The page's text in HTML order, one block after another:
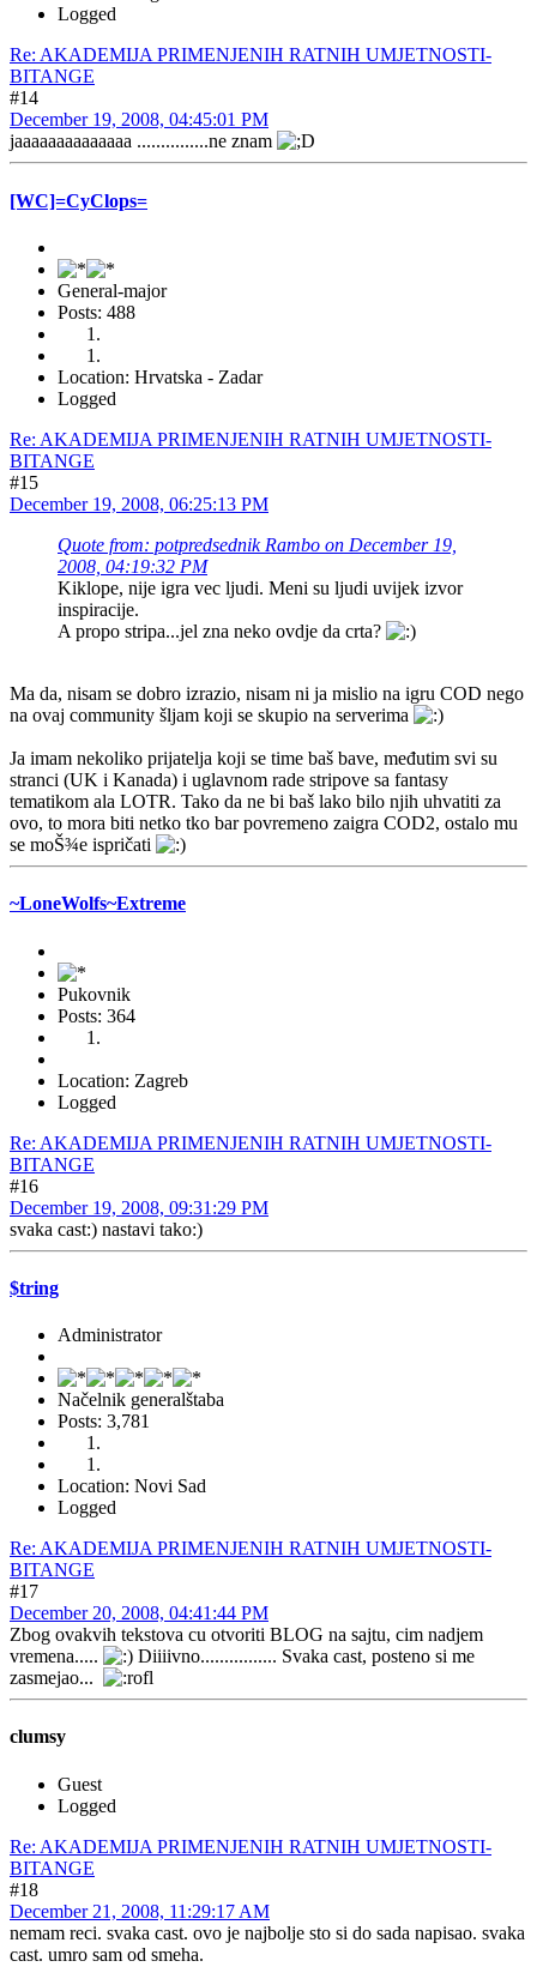
Logged
Re: AKADEMIJA PRIMENJENIH RATNIH UMJETNOSTI-
BITANGE
#14
December 19, 2008, 04:45:01 PM
jaaaaaaaaaaaaaa ...............ne znam
[WC]=CyClops=
General-major
Posts: 488
Location: Hrvatska - Zadar
Logged
Re: AKADEMIJA PRIMENJENIH RATNIH UMJETNOSTI-
BITANGE
#15
December 19, 2008, 06:25:13 PM
Quote from: potpredsednik Rambo on December 19,
2008, 04:19:32 PM
Kiklope, nije igra vec ljudi. Meni su ljudi uvijek izvor
inspiracije.
A propo stripa...jel zna neko ovdje da crta?
Ma da, nisam se dobro izrazio, nisam ni ja mislio na igru COD nego
na ovaj community šljam koji se skupio na serverima
Ja imam nekoliko prijatelja koji se time baš bave, međutim svi su
stranci (UK i Kanada) i uglavnom rade stripove sa fantasy
tematikom ala LOTR. Tako da ne bi baš lako bilo njih uhvatiti za
ovo, to mora biti netko tko bar povremeno zaigra COD2, ostalo mu
se moŠ¾e ispričati
~LoneWolfs~Extreme
Pukovnik
Posts: 364
Location: Zagreb
Logged
Re: AKADEMIJA PRIMENJENIH RATNIH UMJETNOSTI-
BITANGE
#16
December 19, 2008, 09:31:29 PM
svaka cast:) nastavi tako:)
$tring
Administrator
Načelnik generalštaba
Posts: 3,781
Location: Novi Sad
Logged
Re: AKADEMIJA PRIMENJENIH RATNIH UMJETNOSTI-
BITANGE
#17
December 20, 2008, 04:41:44 PM
Zbog ovakvih tekstova cu otvoriti BLOG na sajtu, cim nadjem
vremena.....
Diiiivno................ Svaka cast, posteno si me
zasmejao...
clumsy
Guest
Logged
Re: AKADEMIJA PRIMENJENIH RATNIH UMJETNOSTI-
BITANGE
#18
December 21, 2008, 11:29:17 AM
nemam reci. svaka cast. ovo je najbolje sto si do sada napisao. svaka
cast. umro sam od smeha.